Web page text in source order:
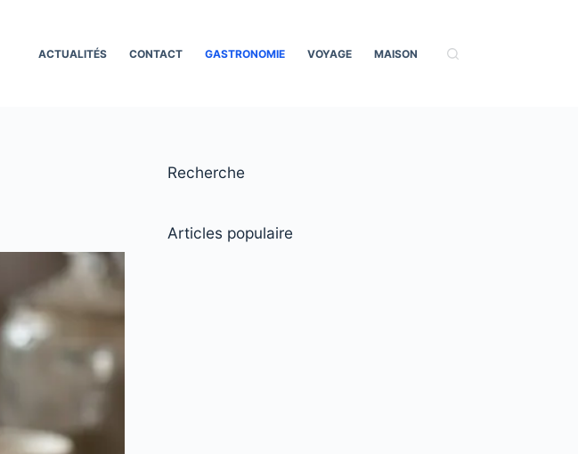
ACTUALITÉS CONTACT GASTRONOMIE VOYAGE MAISON
Recherche
Articles populaire